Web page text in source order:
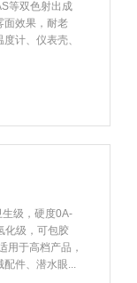
等双色射出成
面效果，耐老
计、仪表壳、
级，硬度0A-
化级，可包胶
用于高档产品，
配件、潜水眼...